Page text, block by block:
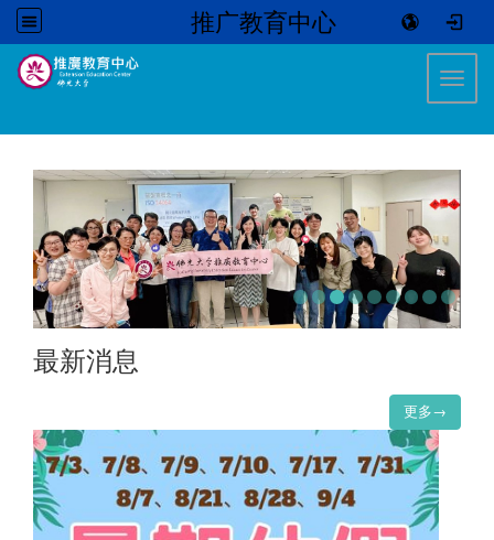
推广教育中心
最新消息
更多→